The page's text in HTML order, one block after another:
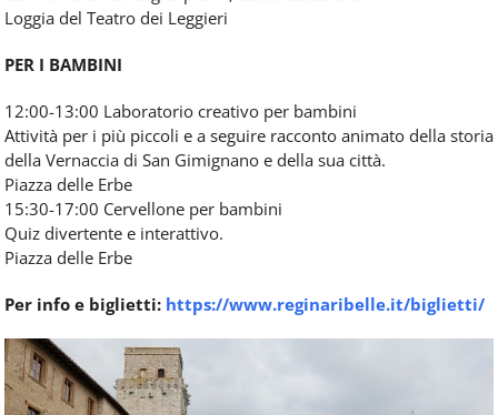
Loggia del Teatro dei Leggieri
PER I BAMBINI
12:00-13:00 Laboratorio creativo per bambini
Attività per i più piccoli e a seguire racconto animato della storia
della Vernaccia di San Gimignano e della sua città.
Piazza delle Erbe
15:30-17:00 Cervellone per bambini
Quiz divertente e interattivo.
Piazza delle Erbe
Per info e biglietti: https://www.reginaribelle.it/biglietti/